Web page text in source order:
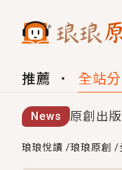
推薦 全站
News 原創出
創,作家
琅琅悅讀 /琅琅原創 /